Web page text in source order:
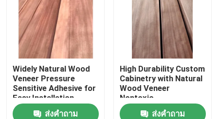
เกี่ยวกับเรา
ทัวร์โรงงาน
ควบคุมคุณภาพ
ติดต่อเรา
Widely Natural Wood
Veneer Pressure
Sensitive Adhesive for
Easy Installation
ส่งคำถาม
High Durability Custom
Cabinetry with Natural
Wood Veneer
Nontoxic
ส่งคำถาม